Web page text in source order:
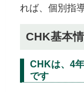
れば、個別指
CHK基本
CHKは、4
です